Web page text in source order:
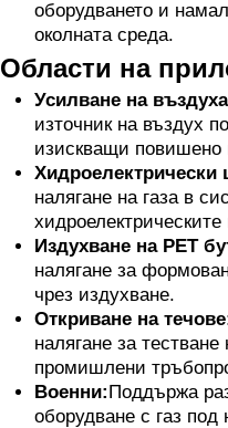
оборудването и
околната среда.
Области на
Усилване на
източник на въздух
изискващи повишено
Хидроелектрически
налягане на газа в
Издухване на PET
налягане за
чрез издухване.
Откриване на
налягане за
промишлени
Военни:Поддържа
оборудване с газ под